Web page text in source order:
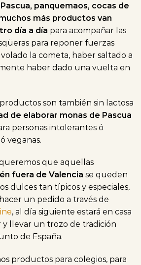
panquemaos, cocas de
más productos van
día a día para acompañar las
para reponer fuerzas
la cometa, haber saltado a
haber dado una vuelta en
son también sin lactosa
de elaborar monas de Pascua
personas intolerantes ó
veganas.
que aquellas
fuera de Valencia se queden
dulces tan típicos y especiales,
un pedido a través de
, al día siguiente estará en casa
y llevar un trozo de tradición
de España.
productos para colegios, para